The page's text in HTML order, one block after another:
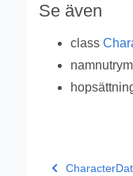
Se även
class